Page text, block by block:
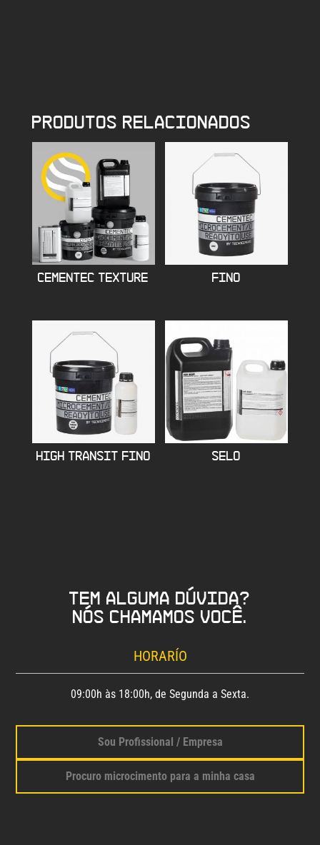
PRODUTOS RELACIONADOS
CEMENTEC TEXTURE FINO
HIGH TRANSIT FINO SELO
Tem alguma dúvida?
Nós chamamos você.
HORARÍO
09:00h às 18:00h, de Segunda a Sexta.
Sou Profissional / Empresa
Procuro microcimento para a minha casa